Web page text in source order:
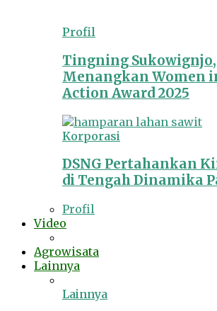
Profil
Tingning
Menangkan Women
Action Award 2025
Korporasi
DSNG Pertahankan
di Tengah Dinamika
Profil
Video
Agrowisata
Lainnya
Lainnya